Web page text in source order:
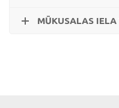
MŪKUSALAS